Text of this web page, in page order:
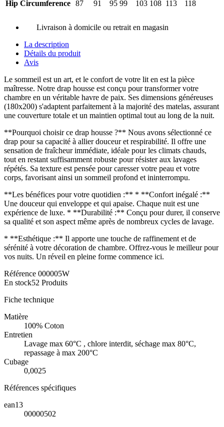
Hip Circumference 87 91 95 99 103 108 113 118
Livraison à domicile ou retrait en magasin
La description
Détails du produit
Avis
Le sommeil est un art, et le confort de votre lit en est la pièce
maîtresse. Notre drap housse est conçu pour transformer votre
chambre en un véritable havre de paix. Ses dimensions généreuses
(180x200) s'adaptent parfaitement à la majorité des matelas, assurant
une couverture totale et un maintien optimal tout au long de la nuit.
**Pourquoi choisir ce drap housse ?** Nous avons sélectionné ce
drap pour sa capacité à allier douceur et respirabilité. Il offre une
sensation de fraîcheur immédiate, idéale pour les climats chauds,
tout en restant suffisamment robuste pour résister aux lavages
répétés. Sa texture est pensée pour caresser votre peau et votre
corps, favorisant ainsi un sommeil profond et ininterrompu.
**Les bénéfices pour votre quotidien :** * **Confort inégalé :**
Une douceur qui enveloppe et qui apaise. Chaque nuit est une
expérience de luxe. * **Durabilité :** Conçu pour durer, il conserve
sa qualité et son aspect même après de nombreux cycles de lavage.
* **Esthétique :** Il apporte une touche de raffinement et de
sérénité à votre décoration de chambre. Offrez-vous le meilleur pour
vos nuits. Un réveil en pleine forme commence ici.
Référence 000005W
En stock52 Produits
Fiche technique
Matière
100% Coton
Entretien
Lavage max 60°C , chlore interdit, séchage max 80°C,
repassage à max 200°C
Cubage
0,0025
Références spécifiques
ean13
00000502